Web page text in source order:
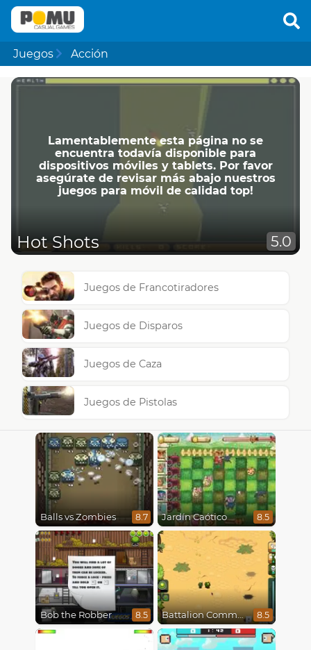
Juegos Acción
Lamentablemente esta página no se
encuentra todavía disponible para
dispositivos móviles y tablets. Por favor
asegúrate de revisar más abajo nuestros
juegos para móvil de calidad top!
Hot Shots 5.0
Juegos de Francotiradores
Juegos de Disparos
Juegos de Caza
Juegos de Pistolas
Balls vs Zombies 8.7 Jardín Caótico 8.5
Bob the Robber 8.5 Battalion Commander 8.5